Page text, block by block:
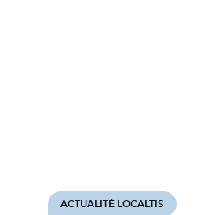
ACTUALITÉ LOCALTIS